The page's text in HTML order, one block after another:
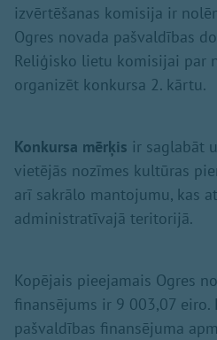
izvērtēšanas komisija ir
Ogres novada pašvaldības
Reliģisko lietu komisijai par
organizēt konkursa 2. kārtu.
Konkursa mērķis ir saglabāt
vietējās nozīmes kultūras
arī sakrālo mantojumu, kas
administratīvajā teritorijā.
Kopējais pieejamais Ogres
finansējums ir 9 003,07 eiro.
pašvaldības finansējuma